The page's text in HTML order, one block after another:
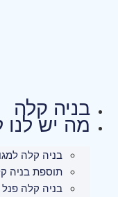
בניה קלה
מה יש לנו
בניה קלה
תוספת בניה
בניה קלה פנל